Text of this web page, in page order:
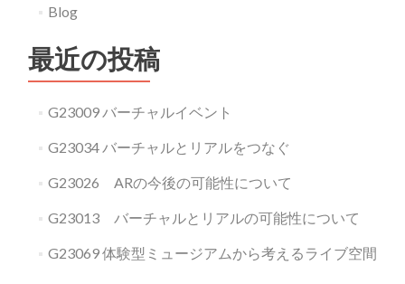
Blog
最近の投稿
G23009 バーチャルイベント
G23034 バーチャルとリアルをつなぐ
G23026 ARの今後の可能性について
G23013 バーチャルとリアルの可能性について
G23069 体験型ミュージアムから考えるライブ空間